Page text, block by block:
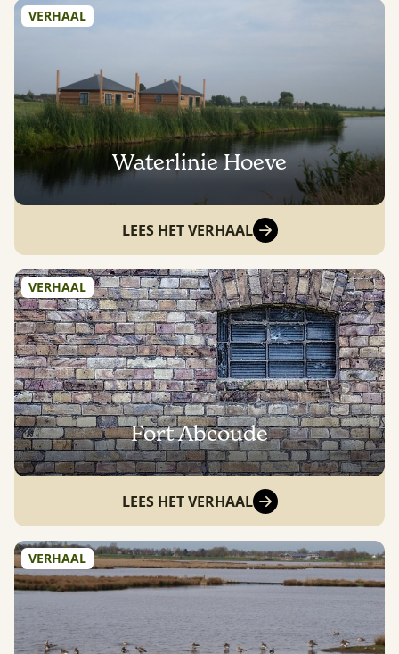
VERHAAL
Waterlinie Hoeve
LEES HET VERHAAL
VERHAAL
Fort Abcoude
LEES HET VERHAAL
VERHAAL